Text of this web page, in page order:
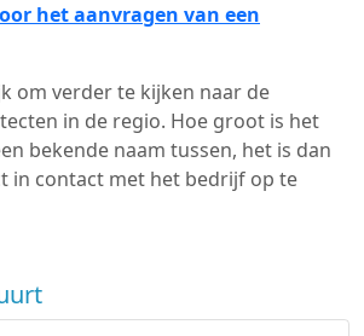
het aanvragen van een
om verder te kijken naar de
in de regio. Hoe groot is het
bekende naam tussen, het is dan
in contact met het bedrijf op te